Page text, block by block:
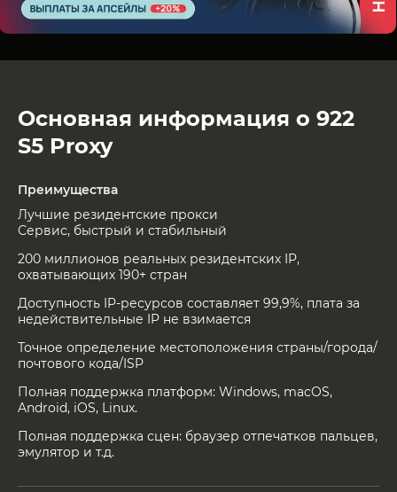
Основная информация о 922
S5 Proxy
Преимущества
Лучшие резидентские прокси
Сервис, быстрый и стабильный
200 миллионов реальных резидентских IP,
охватывающих 190+ стран
Доступность IP-ресурсов составляет 99,9%, плата за
недействительные IP не взимается
Точное определение местоположения страны/города/
почтового кода/ISP
Полная поддержка платформ: Windows, macOS,
Android, iOS, Linux.
Полная поддержка сцен: браузер отпечатков пальцев,
эмулятор и т.д.